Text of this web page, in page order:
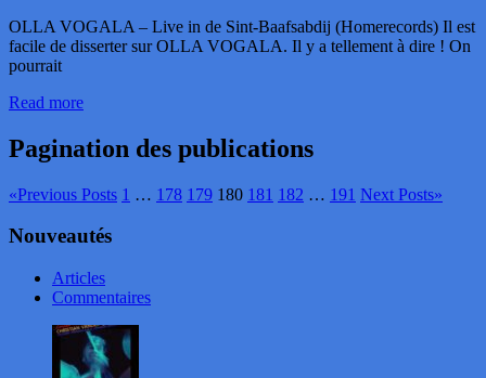
OLLA VOGALA – Live in de Sint-Baafsabdij (Homerecords) Il est
facile de disserter sur OLLA VOGALA. Il y a tellement à dire ! On
pourrait
Read more
Pagination des publications
«Previous Posts 1 … 178 179 180 181 182 … 191 Next Posts»
Nouveautés
Articles
Commentaires